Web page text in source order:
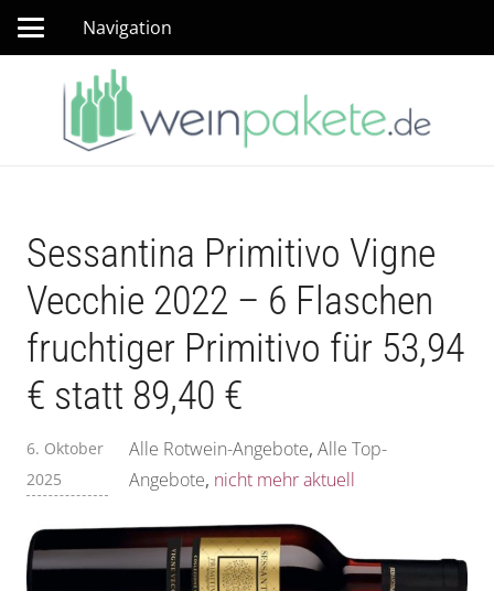
Navigation
Sessantina Primitivo Vigne
Vecchie 2022 – 6 Flaschen
fruchtiger Primitivo für 53,94
€ statt 89,40 €
6. Oktober
2025
Alle Rotwein-Angebote,Alle Top-
Angebote, nicht mehr aktuell